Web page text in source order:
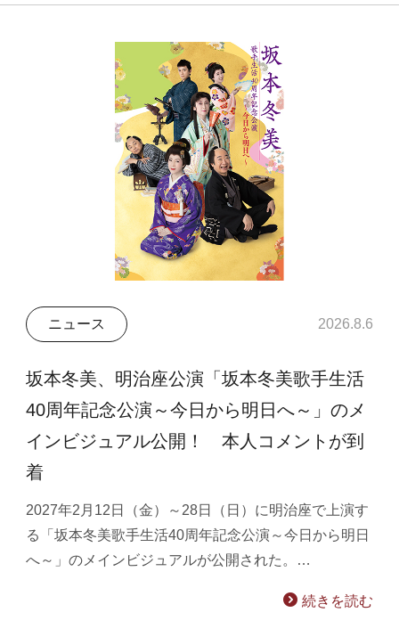
ニュース 2026.8.6
坂本冬美、明治座公演「坂本冬美歌手生活
40周年記念公演～今日から明日へ～」のメ
インビジュアル公開！ 本人コメントが到
着
2027年2月12日（金）～28日（日）に明治座で上演す
る「坂本冬美歌手生活40周年記念公演～今日から明日
へ～」のメインビジュアルが公開された。…
続きを読む